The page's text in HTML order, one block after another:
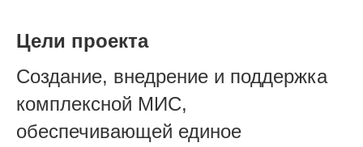
Цели проекта
Создание, внедрение и поддержка
комплексной МИС,
обеспечивающей единое